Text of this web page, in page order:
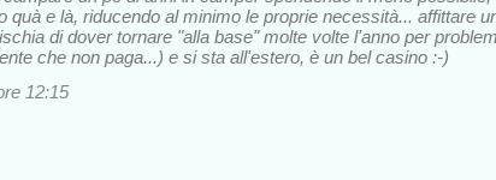
quà e là, riducendo al minimo le proprie necessità... affittare
di dover tornare "alla base" molte volte l'anno per
che non paga...) e si sta all'estero, è un bel casino :-)
12:15